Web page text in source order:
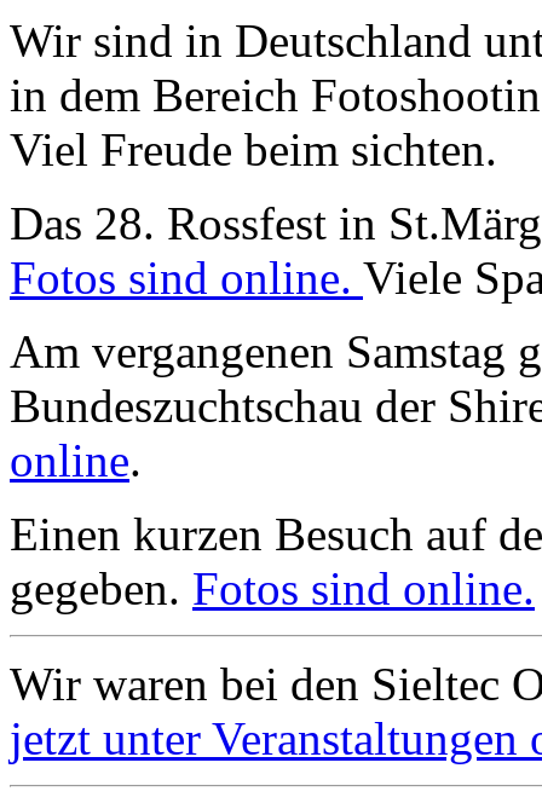
Wir sind in Deutschland
in dem Bereich
Viel Freude beim sichten.
Das 28. Rossfest in
Fotos sind online. Viele
Am vergangenen Samstag
Bundeszuchtschau der
online.
Einen kurzen Besuch auf
gegeben. Fotos sind online.
Wir waren bei den Sieltec
jetzt unter Veranstaltungen